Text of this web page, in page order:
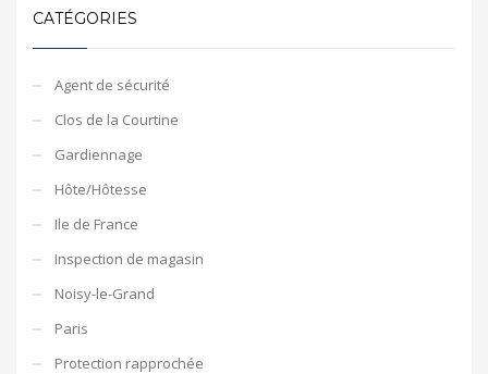
CATÉGORIES
Agent de sécurité
Clos de la Courtine
Gardiennage
Hôte/Hôtesse
Ile de France
Inspection de magasin
Noisy-le-Grand
Paris
Protection rapprochée